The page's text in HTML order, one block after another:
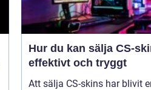
Hur du kan sälja CS-
effektivt och tryggt
Att sälja CS-skins har blivit